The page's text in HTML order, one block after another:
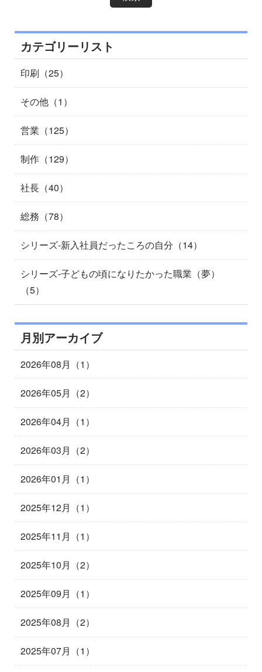
カテゴリーリスト
印刷（25）
その他（1）
営業（125）
制作（129）
社長（40）
総務（78）
シリーズ-新入社員だったころの自分（14）
シリーズ-子どもの頃になりたかった職業（夢）
（5）
月別アーカイブ
2026年08月（1）
2026年05月（2）
2026年04月（1）
2026年03月（2）
2026年01月（1）
2025年12月（1）
2025年11月（1）
2025年10月（2）
2025年09月（1）
2025年08月（2）
2025年07月（1）